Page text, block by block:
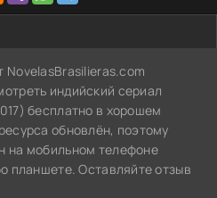
NovelasBrasilieras.com
индийский сериал
бесплатно в хорошем
обновлён, поэтому
на мобильном телефоне
планшете. Оставляйте отзыв